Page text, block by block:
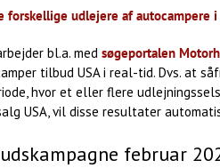
forskellige udlejere af autocampere i
bl.a. med søgeportalen
tilbud USA i real-tid. Dvs. at
hvor et eller flere
USA, vil disse resultater
februar